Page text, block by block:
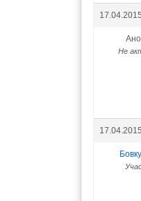
Не